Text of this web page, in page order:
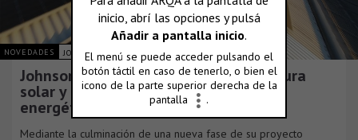
NOVEDADES JOHNSON ACERO S.A.
Johnson Acero duplica su infraestructura
solar y consolida su plan de eficiencia
energética
Mediante la culminación de una nueva fase de su proyecto